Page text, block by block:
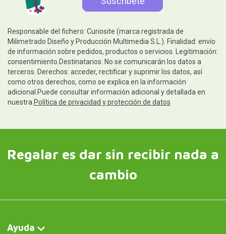
Responsable del fichero: Curiosite (marca registrada de
Milimetrado Diseño y Producción Multimedia S.L.). Finalidad: envío
de información sobre pedidos, productos o servicios. Legitimación:
consentimiento.Destinatarios: No se comunicarán los datos a
terceros. Derechos: acceder, rectificar y suprimir los datos, así
como otros derechos, como se explica en la información
adicional.Puede consultar información adicional y detallada en
nuestra Política de privacidad y protección de datos
Regalar es dar sin recibir nada a
cambio
Ayuda